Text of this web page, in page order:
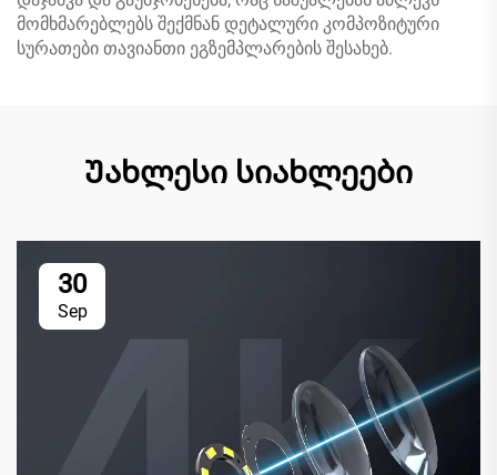
მომხმარებლებს შექმნან დეტალური კომპოზიტური
სურათები თავიანთი ეგზემპლარების შესახებ.
Უახლესი სიახლეები
30
Sep